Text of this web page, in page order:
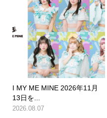
I MY ME MINE 2026年11月
13日を...
2026.08.07